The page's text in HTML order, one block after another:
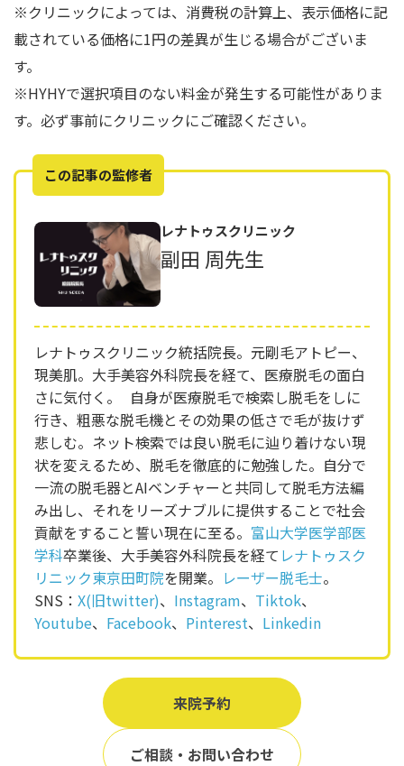
※クリニックによっては、消費税の計算上、表示価格に記
載されている価格に1円の差異が生じる場合がございま
す。
※HYHYで選択項目のない料金が発生する可能性がありま
す。必ず事前にクリニックにご確認ください。
この記事の監修者
レナトゥスクリニック
副田 周先生
レナトゥスクリニック統括院長。元剛毛アトピー、
現美肌。大手美容外科院長を経て、医療脱毛の面白
さに気付く。 自身が医療脱毛で検索し脱毛をしに
行き、粗悪な脱毛機とその効果の低さで毛が抜けず
悲しむ。ネット検索では良い脱毛に辿り着けない現
状を変えるため、脱毛を徹底的に勉強した。自分で
一流の脱毛器とAIベンチャーと共同して脱毛方法編
み出し、それをリーズナブルに提供することで社会
貢献をすること誓い現在に至る。 富山大学医学部医
学科卒業後、大手美容外科院長を経て レナトゥスク
リニック東京田町院を開業。 レーザー脱毛士。
SNS： X(旧twitter)、 Instagram、 Tiktok、
Youtube、 Facebook、 Pinterest、 Linkedin
来院予約
ご相談・お問い合わせ